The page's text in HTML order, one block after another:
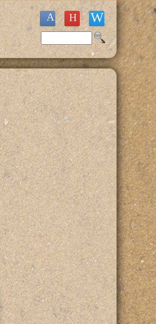
Formulario de búsqueda